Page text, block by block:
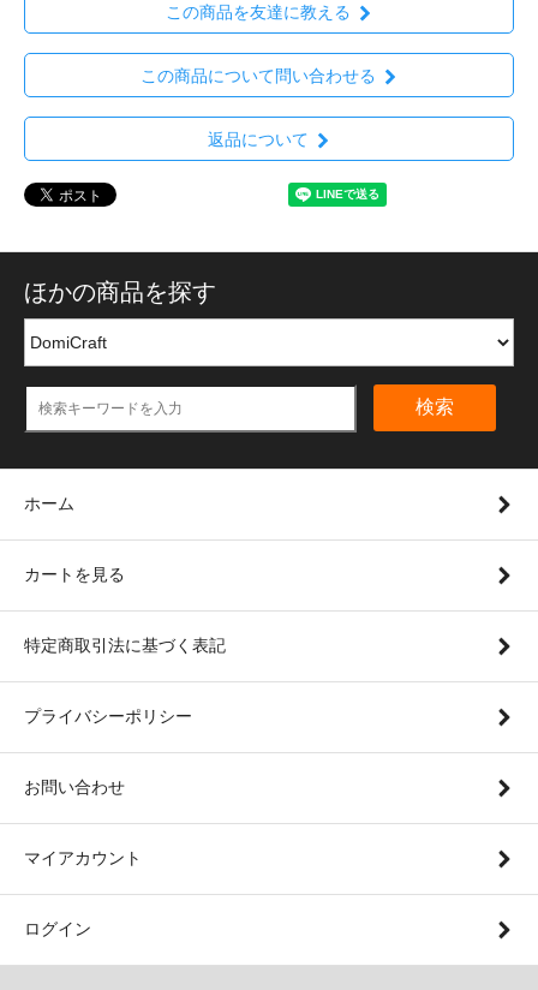
この商品を友達に教える
この商品について問い合わせる
返品について
ほかの商品を探す
検索
ホーム
カートを見る
特定商取引法に基づく表記
プライバシーポリシー
お問い合わせ
マイアカウント
ログイン